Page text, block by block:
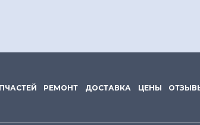
РЕМОНТ ДОСТАВКА ЦЕНЫ